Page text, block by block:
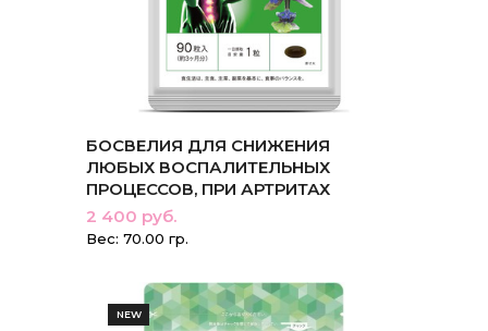
БОСВЕЛИЯ ДЛЯ СНИЖЕНИЯ
ЛЮБЫХ ВОСПАЛИТЕЛЬНЫХ
ПРОЦЕССОВ, ПРИ АРТРИТАХ
2 400 руб.
Вес: 70.00 гр.
NEW